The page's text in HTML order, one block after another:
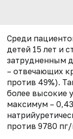
Среди
детей 15 лет и
затрудненным
– отвечающих
против 49%).
более высокие
максимум –
против 9780